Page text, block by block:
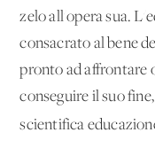
zelo all'opera sua.
consacrato al bene
pronto ad affrontare
conseguire il suo
scientifica